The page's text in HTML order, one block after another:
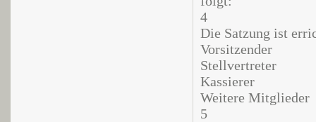
4
Die Satzung ist
Vorsitzender
Stellvertreter
Kassierer
Weitere Mitglieder
5